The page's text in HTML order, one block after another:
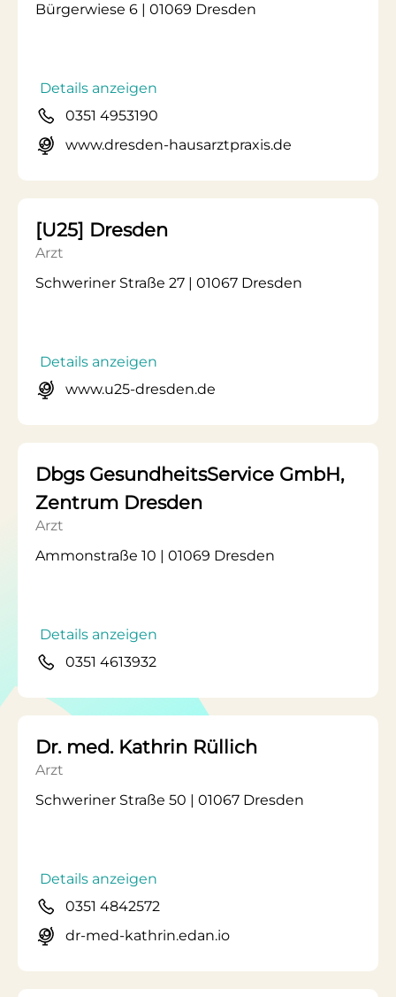
Bürgerwiese 6 | 01069 Dresden
Details anzeigen
0351 4953190
www.dresden-hausarztpraxis.de
[U25] Dresden
Arzt
Schweriner Straße 27 | 01067 Dresden
Details anzeigen
www.u25-dresden.de
Dbgs GesundheitsService GmbH,
Zentrum Dresden
Arzt
Ammonstraße 10 | 01069 Dresden
Details anzeigen
0351 4613932
Dr. med. Kathrin Rüllich
Arzt
Schweriner Straße 50 | 01067 Dresden
Details anzeigen
0351 4842572
dr-med-kathrin.edan.io